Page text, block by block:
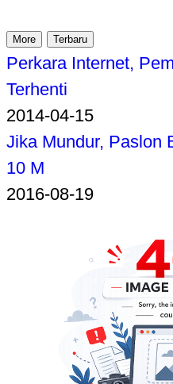
More Terbaru
Perkara Internet,
Terhenti
2014-04-15
Jika Mundur, Paslon
10 M
2016-08-19